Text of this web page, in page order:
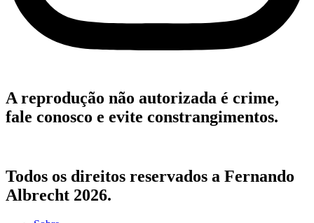
A reprodução não autorizada é crime,
fale conosco e evite constrangimentos.
Todos os direitos reservados a Fernando
Albrecht 2026.